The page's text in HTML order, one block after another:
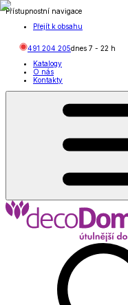
Přístupnostní navigace
Přejít k obsahu
491 204 205dnes 7 - 22 h
Katalogy
O nás
Kontakty